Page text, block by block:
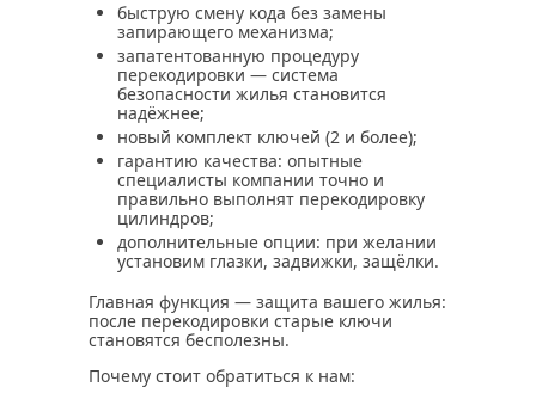
быструю смену кода без замены
запирающего механизма;
запатентованную процедуру
перекодировки — система
безопасности жилья становится
надёжнее;
новый комплект ключей (2 и более);
гарантию качества: опытные
специалисты компании точно и
правильно выполнят перекодировку
цилиндров;
дополнительные опции: при желании
установим глазки, задвижки, защёлки.
Главная функция — защита вашего жилья:
после перекодировки старые ключи
становятся бесполезны.
Почему стоит обратиться к нам: